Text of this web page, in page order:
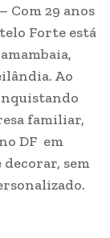
– Com 29 anos
Forte está
Ao
familiar,
DF em
sem